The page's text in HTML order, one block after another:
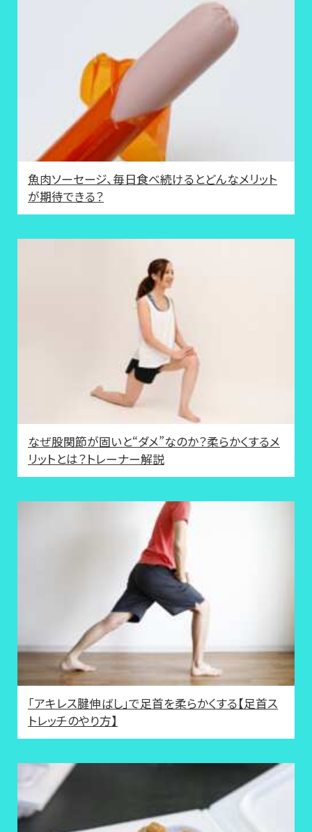
魚肉ソーセージ、毎日食べ続けるとどんなメリット
が期待できる？
なぜ股関節が固いと“ダメ”なのか？柔らかくするメ
リットとは？トレーナー解説
「アキレス腱伸ばし」で足首を柔らかくする【足首ス
トレッチのやり方】